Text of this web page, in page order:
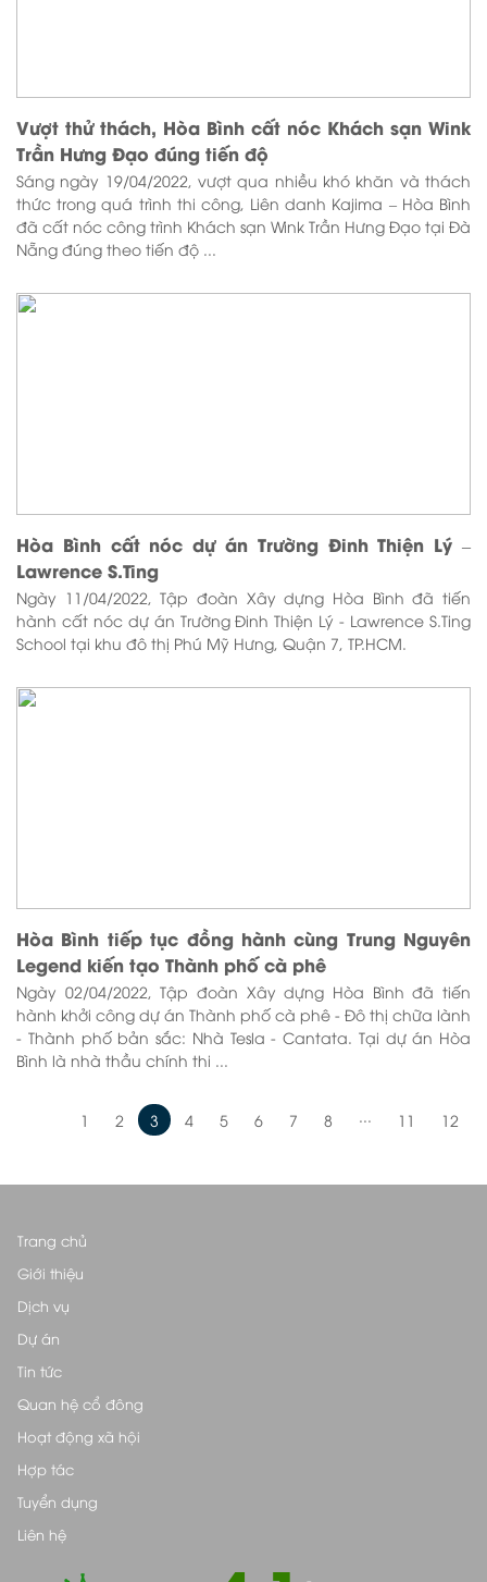
Vượt thử thách, Hòa Bình cất nóc Khách sạn Wink
Trần Hưng Đạo đúng tiến độ
Sáng ngày 19/04/2022, vượt qua nhiều khó khăn và thách
thức trong quá trình thi công, Liên danh Kajima – Hòa Bình
đã cất nóc công trình Khách sạn Wink Trần Hưng Đạo tại Đà
Nẵng đúng theo tiến độ ...
Hòa Bình cất nóc dự án Trường Đinh Thiện Lý –
Lawrence S.Ting
Ngày 11/04/2022, Tập đoàn Xây dựng Hòa Bình đã tiến
hành cất nóc dự án Trường Đinh Thiện Lý - Lawrence S.Ting
School tại khu đô thị Phú Mỹ Hưng, Quận 7, TP.HCM.
Hòa Bình tiếp tục đồng hành cùng Trung Nguyên
Legend kiến tạo Thành phố cà phê
Ngày 02/04/2022, Tập đoàn Xây dựng Hòa Bình đã tiến
hành khởi công dự án Thành phố cà phê - Đô thị chữa lành
- Thành phố bản sắc: Nhà Tesla - Cantata. Tại dự án Hòa
Bình là nhà thầu chính thi ...
1 2 3 4 5 6 7 8 ... 11 12
Trang chủ
Giới thiệu
Dịch vụ
Dự án
Tin tức
Quan hệ cổ đông
Hoạt động xã hội
Hợp tác
Tuyển dụng
Liên hệ